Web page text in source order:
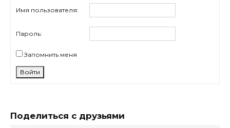
Имя пользователя:
Пароль:
Запомнить меня
Войти
Поделиться с друзьями